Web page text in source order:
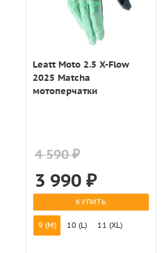
Leatt Moto 2.5 X-Flow
2025 Matcha
мотоперчатки
4 590 ₽
3 990₽
КУПИТЬ
9 (M) 10 (L) 11 (XL)